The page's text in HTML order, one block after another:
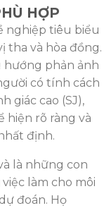
HỢP
nghiệp tiêu biểu
tha và hòa đồng.
hướng phản ảnh
có tính cách
giác cao (SJ),
hiện rõ ràng và
định.
là những con
làm cho môi
đoán. Họ